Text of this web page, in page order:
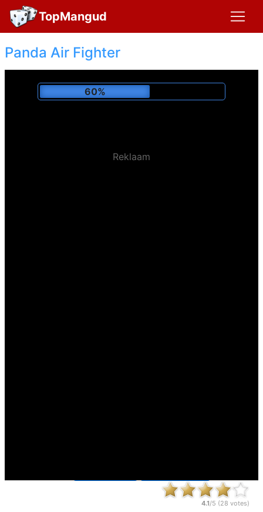
TopMangud
Panda Air Fighter
64%
Reklaam
4.1/5 (28 votes)